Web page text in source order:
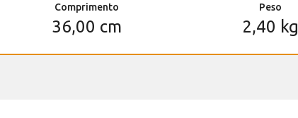
Comprimento
36,00 cm
Peso
2,40 kg